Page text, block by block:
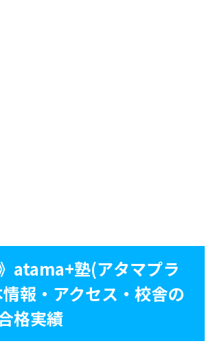
atama+塾(アタマプラ
報・アクセス・校舎の
格実績